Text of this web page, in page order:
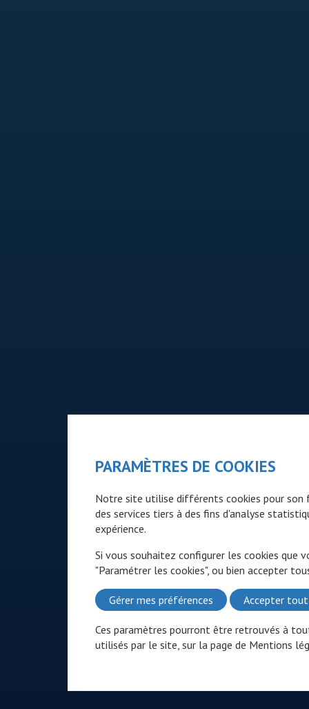
PARAMÈTRES DE COOKIES
Notre site utilise différents cookies pour son
des services tiers à des fins d'analyse
expérience.
Si vous souhaitez configurer les cookies que
"Paramétrer les cookies", ou bien accepter
Gérer mes préférences Accepter tout
Ces paramètres pourront être retrouvés à
utilisés par le site, sur la page de Mentions